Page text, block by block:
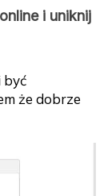
i uniknij
być
że dobrze